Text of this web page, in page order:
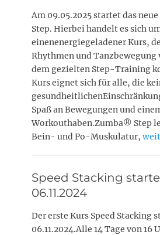
Am 09.05.2025 startet das
Step. Hierbei handelt es sich
einenenergiegeladener Kurs,
Rhythmen und
dem gezielten Step-Training
Kurs eignet sich für alle, die
Spaß an Bewegungen und
Workouthaben.Zumba® Step
Bein- und Po-Muskulatur,
Speed Stacking
06.11.2024
Der erste Kurs Speed Stacking
06.11.2024.Alle 14 Tage von 16